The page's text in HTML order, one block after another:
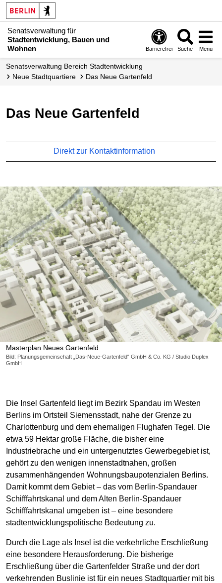
Senatsverwaltung für
Stadtentwicklung, Bauen und
Wohnen
Barrierefrei Suche Menü
Senats­verwaltung Bereich Stadtentwicklung
Neue Stadtquartiere
Das Neue Gartenfeld
Das Neue Gartenfeld
Direkt zur Kontaktinformation
Masterplan Neues Gartenfeld
Bild: Planungsgemeinschaft „Das-Neue-Gartenfeld“ GmbH & Co. KG / Studio Duplex
GmbH
Die Insel Gartenfeld liegt im Bezirk Spandau im Westen
Berlins im Ortsteil Siemensstadt, nahe der Grenze zu
Charlottenburg und dem ehemaligen Flughafen Tegel. Die
etwa 59 Hektar große Fläche, die bisher eine
Industriebrache und ein untergenutztes Gewerbegebiet ist,
gehört zu den wenigen innenstadtnahen, großen
zusammenhängenden Wohnungsbaupotenzialen Berlins.
Damit kommt dem Gebiet – das vom Berlin-Spandauer
Schifffahrtskanal und dem Alten Berlin-Spandauer
Schifffahrtskanal umgeben ist – eine besondere
stadtentwicklungs­politische Bedeutung zu.
Durch die Lage als Insel ist die verkehrliche Erschließung
eine besondere Herausforderung. Die bisherige
Erschließung über die Gartenfelder Straße und der dort
verkehrenden Buslinie ist für ein neues Stadtquartier mit bis